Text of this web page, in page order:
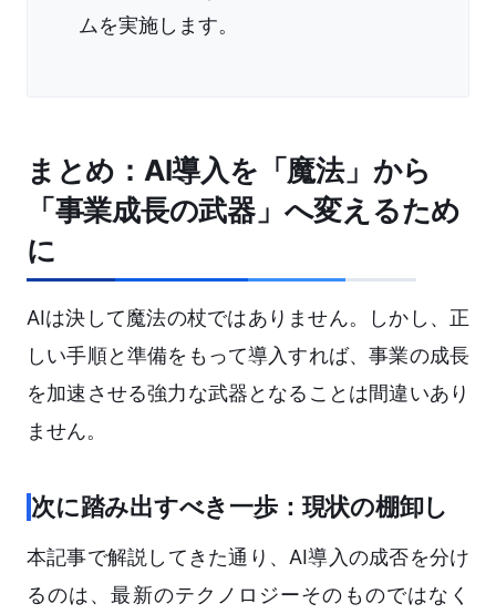
ムを実施します。
まとめ：AI導入を「魔法」から
「事業成長の武器」へ変えるため
に
AIは決して魔法の杖ではありません。しかし、正
しい手順と準備をもって導入すれば、事業の成長
を加速させる強力な武器となることは間違いあり
ません。
次に踏み出すべき一歩：現状の棚卸し
本記事で解説してきた通り、AI導入の成否を分け
るのは、最新のテクノロジーそのものではなく